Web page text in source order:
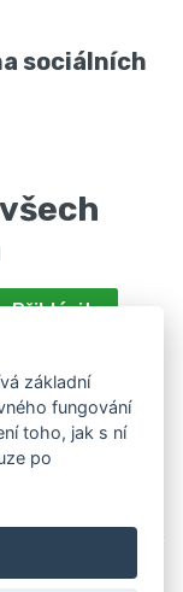
sociálních
Přihlásit
údajů za účelem
společností Marie
Máte právo svůj
osobních
základní
fungování
toho, jak s ní
po